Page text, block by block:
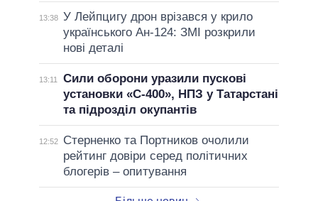
13:38 У Лейпцигу дрон врізався у крило
українського Ан-124: ЗМІ розкрили
нові деталі
13:11
Сили оборони уразили пускові
установки «С-400», НПЗ у Татарстані
та підрозділ окупантів
12:52
Стерненко та Портников очолили
рейтинг довіри серед політичних
блогерів – опитування